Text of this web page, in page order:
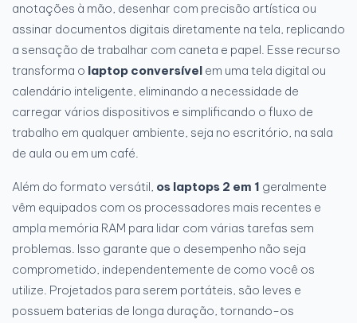
anotações à mão, desenhar com precisão artística ou
assinar documentos digitais diretamente na tela, replicando
a sensação de trabalhar com caneta e papel. Esse recurso
transforma o laptop conversível em uma tela digital ou
calendário inteligente, eliminando a necessidade de
carregar vários dispositivos e simplificando o fluxo de
trabalho em qualquer ambiente, seja no escritório, na sala
de aula ou em um café.
Além do formato versátil, os laptops 2 em 1 geralmente
vêm equipados com os processadores mais recentes e
ampla memória RAM para lidar com várias tarefas sem
problemas. Isso garante que o desempenho não seja
comprometido, independentemente de como você os
utilize. Projetados para serem portáteis, são leves e
possuem baterias de longa duração, tornando-os